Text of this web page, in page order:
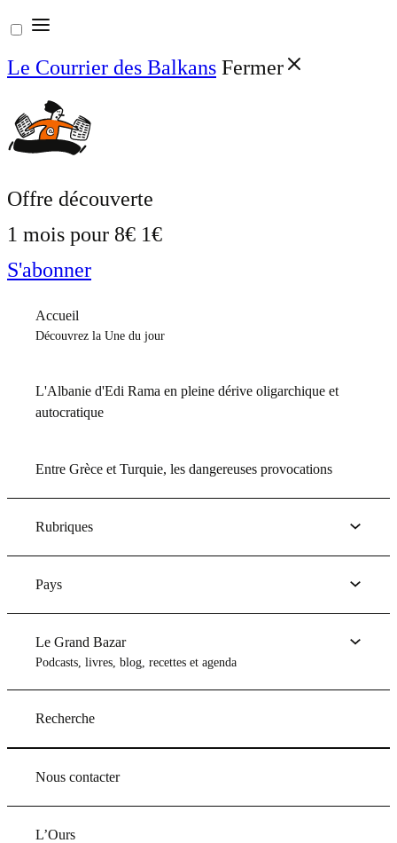
Aller
au
contenu
Le Courrier des Balkans Fermer
Offre découverte
1 mois pour 8€ 1€
S'abonner
Accueil
Découvrez la Une du jour
L'Albanie d'Edi Rama en pleine dérive oligarchique et
autocratique
Entre Grèce et Turquie, les dangereuses provocations
Rubriques
Pays
Le Grand Bazar
Podcasts, livres, blog, recettes et agenda
Recherche
Nous contacter
L’Ours